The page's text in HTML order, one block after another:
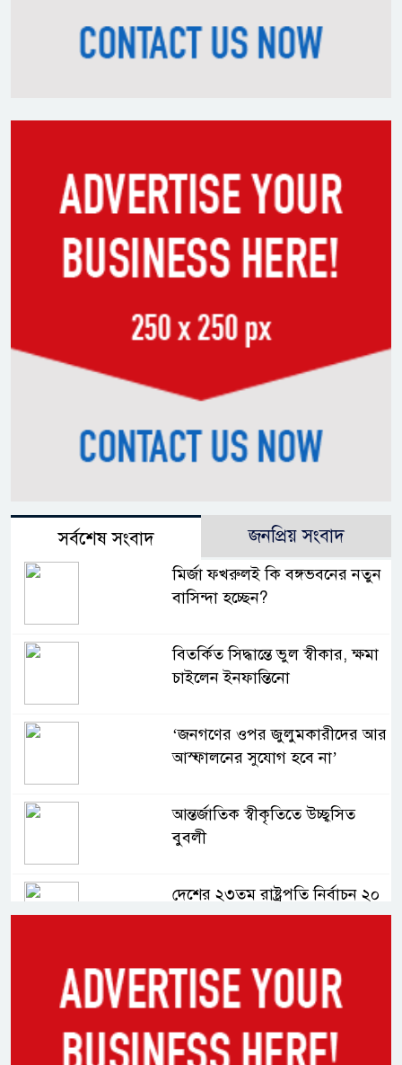
সর্বশেষ সংবাদ জনপ্রিয় সংবাদ
মির্জা ফখরুলই কি বঙ্গভবনের নতুন
বাসিন্দা হচ্ছেন?
বিতর্কিত সিদ্ধান্তে ভুল স্বীকার, ক্ষমা
চাইলেন ইনফান্তিনো
‘জনগণের ওপর জুলুমকারীদের আর
আস্ফালনের সুযোগ হবে না’
আন্তর্জাতিক স্বীকৃতিতে উচ্ছ্বসিত
বুবলী
দেশের ২৩তম রাষ্ট্রপতি নির্বাচন ২০
আগস্ট : ইসি
সিলেটে শিশু ফাহিমা হত্যা মামলায়
প্রধান আসামির মৃত্যুদণ্ড
ভারতের স্বাধীনতা দিবসকে ‘ইন্ডিয়া